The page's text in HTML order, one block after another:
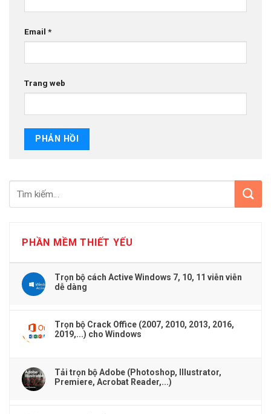
PHẦN MỀM THIẾT YẾU
Trọn bộ cách Active Windows 7, 10, 11 viễn viễn
dễ dàng
Trọn bộ Crack Office (2007, 2010, 2013, 2016,
2019,...) cho Windows
Tải trọn bộ Adobe (Photoshop, Illustrator,
Premiere, Acrobat Reader,...)
Email *
Trang web